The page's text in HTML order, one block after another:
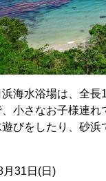
海水浴場は、全
小さなお子様連
びをしたり、砂
月31日(日)